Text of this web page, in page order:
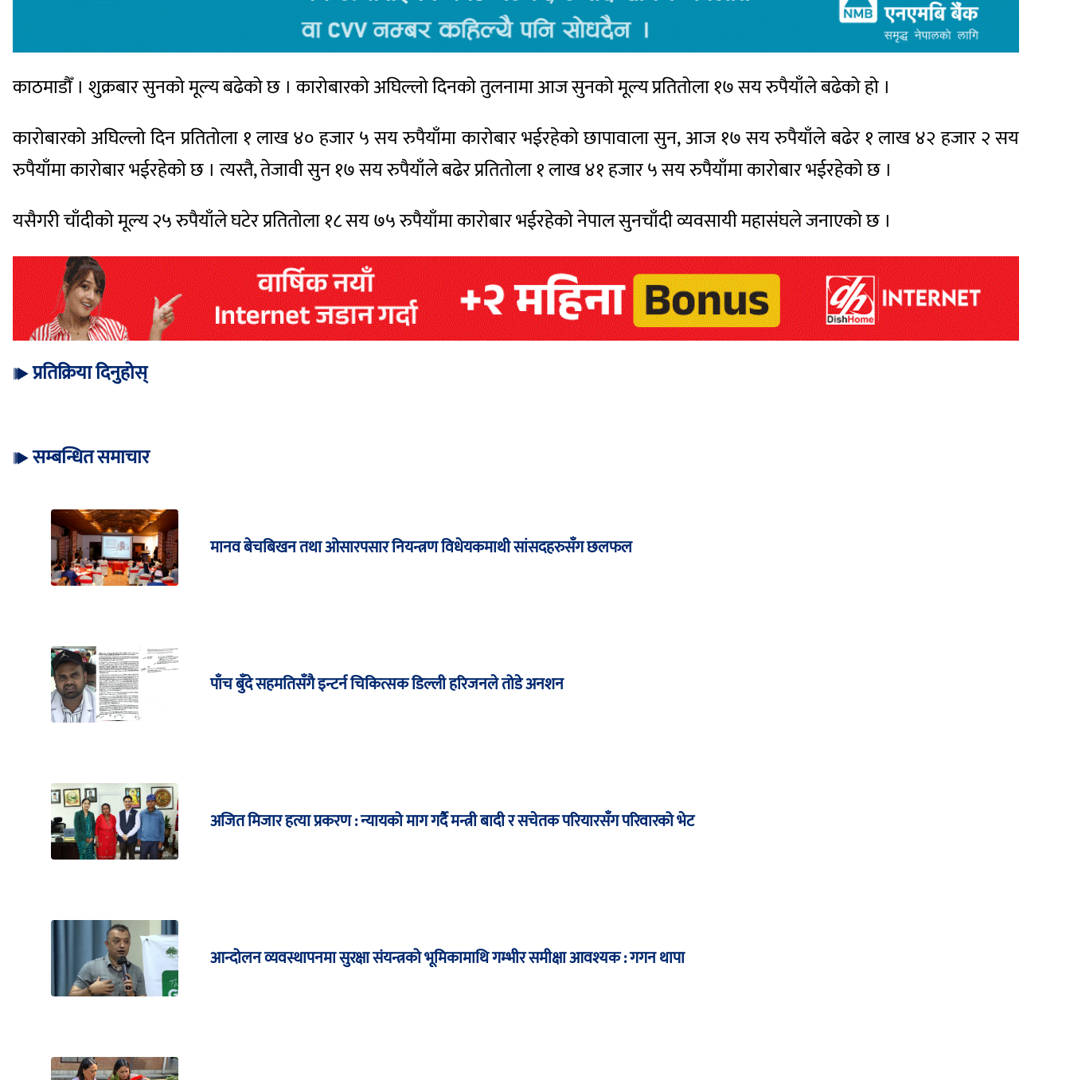
काठमाडौँ । शुक्रबार सुनको मूल्य बढेको छ । कारोबारको अघिल्लो दिनको तुलनामा आज सुनको मूल्य प्रतितोला १७ सय रुपैयाँले बढेको हो ।
कारोबारको अघिल्लो दिन प्रतितोला १ लाख ४० हजार ५ सय रुपैयाँमा कारोबार भईरहेको छापावाला सुन, आज १७ सय रुपैयाँले बढेर १ लाख ४२ हजार २ सय
रुपैयाँमा कारोबार भईरहेको छ । त्यस्तै, तेजावी सुन १७ सय रुपैयाँले बढेर प्रतितोला १ लाख ४१ हजार ५ सय रुपैयाँमा कारोबार भईरहेको छ ।
यसैगरी चाँदीको मूल्य २५ रुपैयाँले घटेर प्रतितोला १८ सय ७५ रुपैयाँमा कारोबार भईरहेको नेपाल सुनचाँदी व्यवसायी महासंघले जनाएको छ ।
प्रतिक्रिया दिनुहोस्
सम्बन्धित समाचार
मानव बेचबिखन तथा ओसारपसार नियन्त्रण विधेयकमाथी सांसदहरुसँग छलफल
पाँच बुँदे सहमतिसँगै इन्टर्न चिकित्सक डिल्ली हरिजनले तोडे अनशन
अजित मिजार हत्या प्रकरण : न्यायको माग गर्दै मन्त्री बादी र सचेतक परियारसँग परिवारको भेट
आन्दोलन व्यवस्थापनमा सुरक्षा संयन्त्रको भूमिकामाथि गम्भीर समीक्षा आवश्यक : गगन थापा